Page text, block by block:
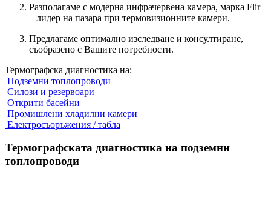
Разполагаме с модерна инфрачервена камера, марка Flir
– лидер на пазара при термовизионните камери.
Предлагаме оптимално изследване и консултиране,
съобразено с Вашите потребности.
Термографска диагностика на:
Подземни топлопроводи
Силози и резервоари
Открити басейни
Промишлени хладилни камери
Електросъоръжения / табла
Термографската диагностика на подземни
топлопроводи